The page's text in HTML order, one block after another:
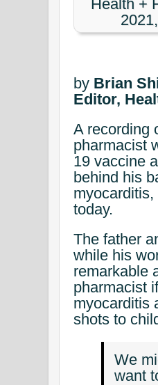
Health +
by Brian
Editor,
A recording
pharmacist
19 vaccine
behind his
today.
The father
while his
remarkable
pharmacist
myocarditis
shots to
We
want